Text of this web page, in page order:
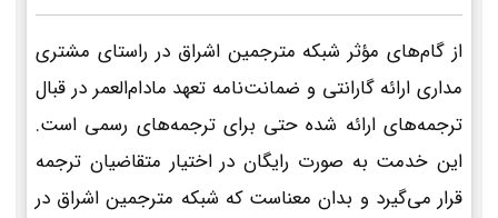
از گام‌های مؤثر شبکه مترجمین اشراق در راستای مشتری
مداری ارائه گارانتی و ضمانت‌نامه تعهد مادام‌العمر در قبال
ترجمه‌های ارائه شده حتی برای ترجمه‌های رسمی است.
این خدمت به صورت رایگان در اختیار متقاضیان ترجمه
قرار می‌گیرد و بدان معناست که شبکه مترجمین اشراق در